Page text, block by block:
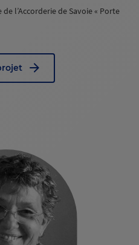
l’Accorderie de Savoie « Porte